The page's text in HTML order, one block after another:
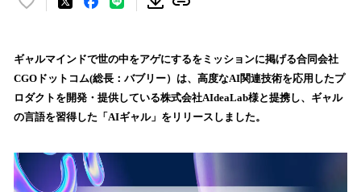
い
！
数
を
読
中
ギャルマインドで世の中をアゲにするをミッションに掲げる合同会社
CGOドットコム(総長：バブリー）は、高度なAI関連技術を応用したプ
ロダクトを開発・提供している株式会社AIdeaLab様と提携し、ギャル
の言語を習得した「AIギャル」をリリースしました。